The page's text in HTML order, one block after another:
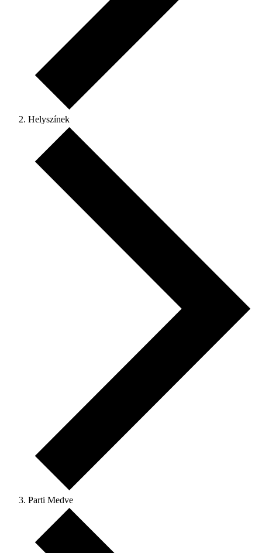
Helyszínek
Parti Medve